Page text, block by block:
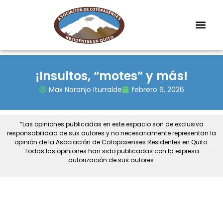
¡Insultos, “motes” y más!
Max Naranjo Iturralde febrero 6, 2026
“Las opiniones publicadas en este espacio son de exclusiva
responsabilidad de sus autores y no necesariamente representan la
opinión de la Asociación de Cotopaxenses Residentes en Quito.
Todas las opiniones han sido publicadas con la expresa
autorización de sus autores.